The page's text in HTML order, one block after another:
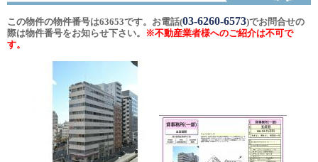
この物件の物件番号は63653です。お電話(03-6260-6573)でお問合せの
際は物件番号をお知らせ下さい。
※不動産業者様へのご紹介は不可で
す。